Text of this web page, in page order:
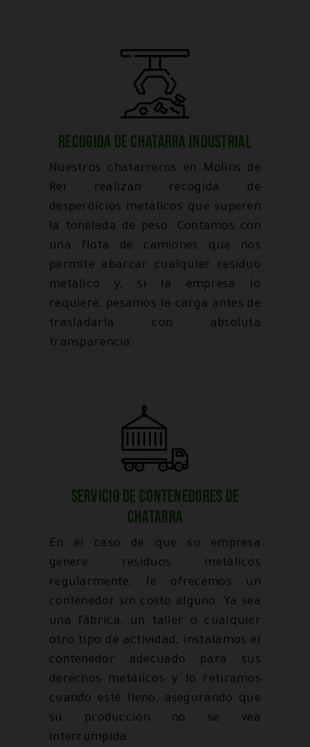
RECOGIDA DE CHATARRA INDUSTRIAL
Nuestros chatarreros en Molins de
Rei realizan recogida de
desperdicios metálicos que superen
la tonelada de peso. Contamos con
una flota de camiones que nos
permite abarcar cualquier residuo
metálico y, si la empresa lo
requiere, pesamos la carga antes de
trasladarla con absoluta
transparencia.
SERVICIO DE CONTENEDORES DE
CHATARRA
En el caso de que su empresa
genere residuos metálicos
regularmente, le ofrecemos un
contenedor sin costo alguno. Ya sea
una fábrica, un taller o cualquier
otro tipo de actividad, instalamos el
contenedor adecuado para sus
derechos metálicos y lo retiramos
cuando esté lleno, asegurando que
su producción no se vea
interrumpida.